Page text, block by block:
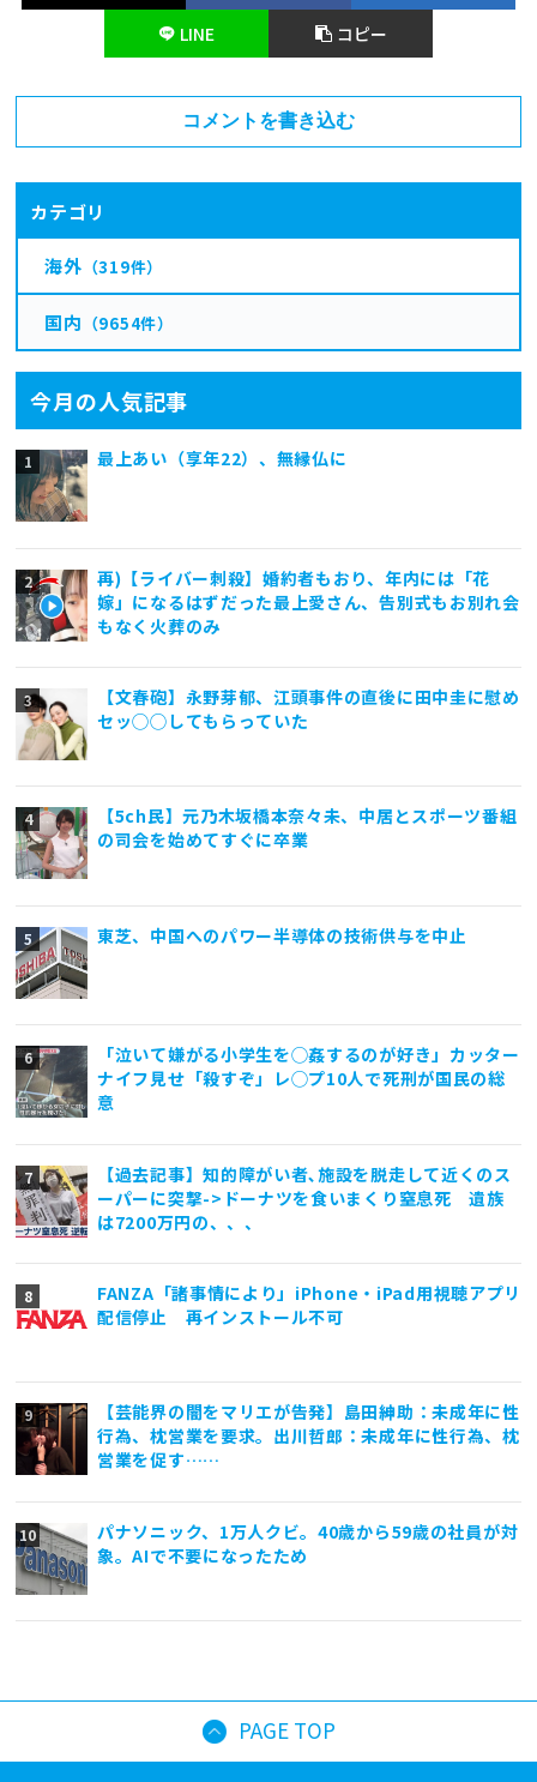
LINE
コピー
コメントを書き込む
カテゴリ
海外 （319件）
国内 （9654件）
今月の人気記事
最上あい（享年22）、無縁仏に
再)【ライバー刺殺】婚約者もおり、年内には「花
嫁」になるはずだった最上愛さん、告別式もお別れ会
もなく火葬のみ
【文春砲】永野芽郁、江頭事件の直後に田中圭に慰め
セッ◯◯してもらっていた
【5ch民】元乃木坂橋本奈々未、中居とスポーツ番組
の司会を始めてすぐに卒業
東芝、中国へのパワー半導体の技術供与を中止
「泣いて嫌がる小学生を◯姦するのが好き」カッター
ナイフ見せ「殺すぞ」レ◯プ10人で死刑が国民の総
意
【過去記事】知的障がい者､施設を脱走して近くのス
ーパーに突撃->ドーナツを食いまくり窒息死 遺族
は7200万円の、、、
FANZA「諸事情により」iPhone・iPad用視聴アプリ
配信停止 再インストール不可
【芸能界の闇をマリエが告発】島田紳助：未成年に性
行為、枕営業を要求。出川哲郎：未成年に性行為、枕
営業を促す……
パナソニック、1万人クビ。40歳から59歳の社員が対
象。AIで不要になったため
PAGE TOP